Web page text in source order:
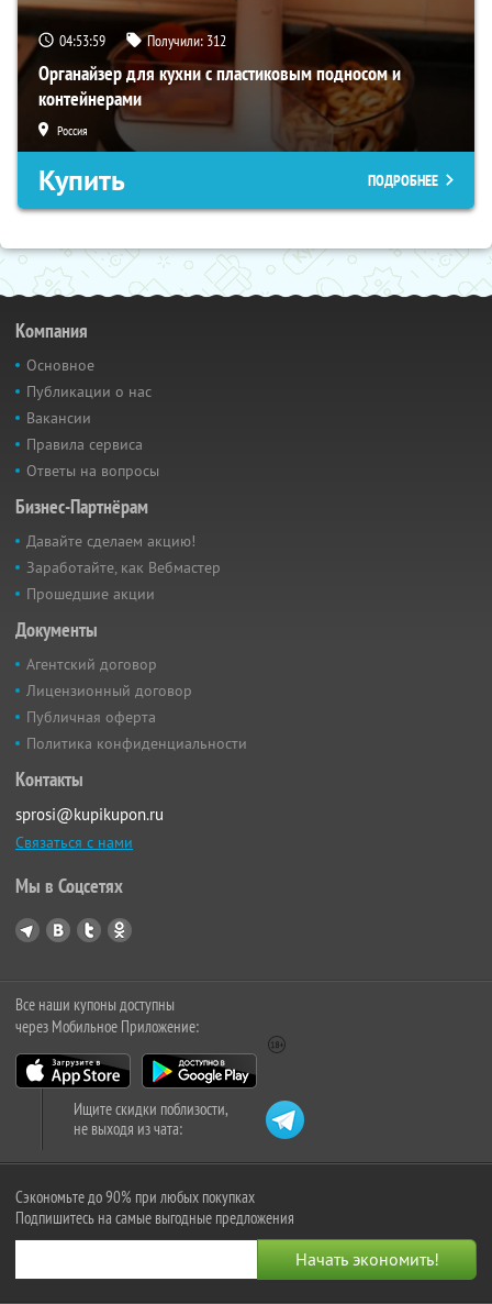
04:53:58 Получили: 312
Органайзер для кухни с пластиковым подносом и
контейнерами
Россия
Купить ПОДРОБНЕЕ
Компания
Основное
Публикации о нас
Вакансии
Правила сервиса
Ответы на вопросы
Бизнес-Партнёрам
Давайте сделаем акцию!
Заработайте, как Вебмастер
Прошедшие акции
Документы
Агентский договор
Лицензионный договор
Публичная оферта
Политика конфиденциальности
Контакты
sprosi@kupikupon.ru
Связаться с нами
Мы в Соцсетях
Все наши купоны доступны
через Мобильное Приложение:
Ищите скидки поблизости,
не выходя из чата:
Сэкономьте до 90% при любых покупках
Подпишитесь на самые выгодные предложения